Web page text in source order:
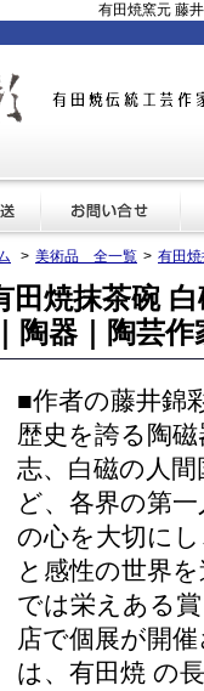
有田焼窯元 藤
> 美術品 全一覧 > 有田
田焼抹茶碗
陶器｜陶芸
■作者の藤井錦
歴史を誇る陶
志、白磁の人
ど、各界の第
の心を大切に
と感性の世界
では栄えある
店で個展が開
は、有田焼 の